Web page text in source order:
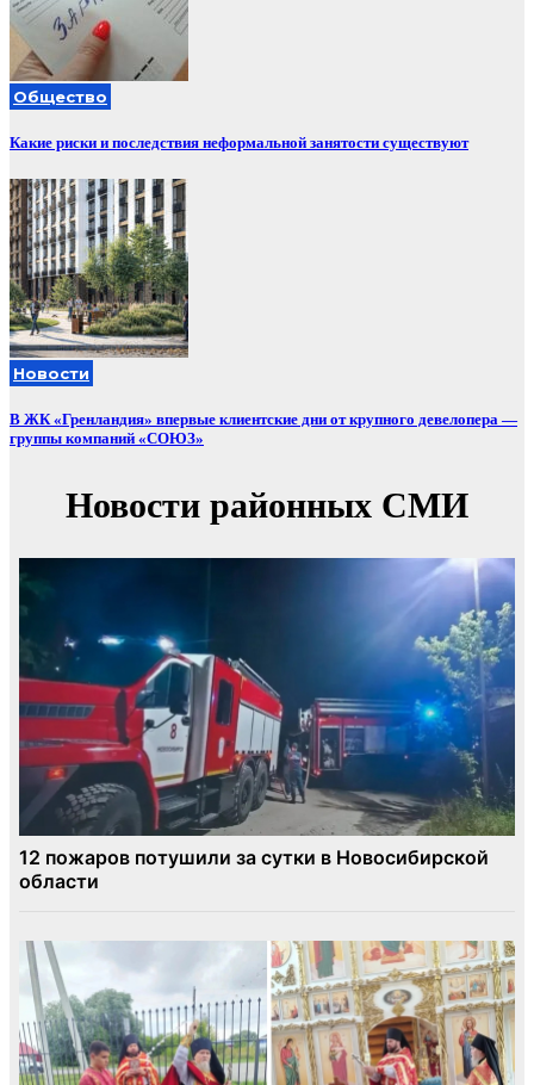
Общество
Какие риски и последствия неформальной занятости существуют
Новости
В ЖК «Гренландия» впервые клиентские дни от крупного девелопера —
группы компаний «СОЮЗ»